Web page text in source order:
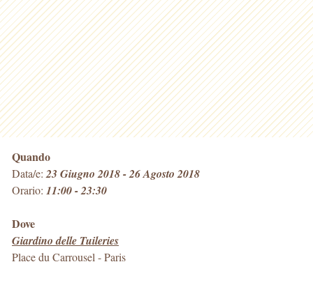
Quando
Data/e: 23 Giugno 2018 - 26 Agosto 2018
Orario: 11:00 - 23:30
Dove
Giardino delle Tuileries
Place du Carrousel -Paris